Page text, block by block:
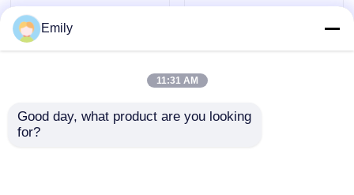
খবর
প্রসারিত ধাতু তারের জাল
Emily
11:31 AM
Good day, what product are you looking
for?